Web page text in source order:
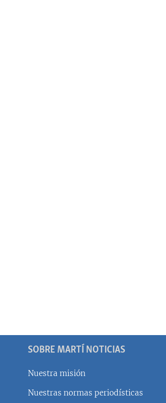
SOBRE MARTÍ NOTICIAS
Nuestra misión
Nuestras normas periodísticas